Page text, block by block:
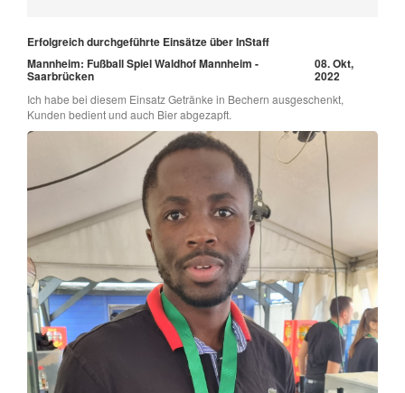
Erfolgreich durchgeführte Einsätze über InStaff
Mannheim: Fußball Spiel Waldhof Mannheim -
Saarbrücken
08. Okt,
2022
Ich habe bei diesem Einsatz Getränke in Bechern ausgeschenkt,
Kunden bedient und auch Bier abgezapft.